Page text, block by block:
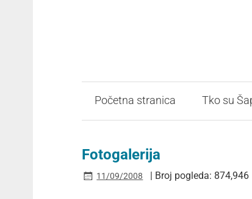
Početna stranica Tko su
Fotogalerija
11/09/2008 | Broj pogleda: 874,946